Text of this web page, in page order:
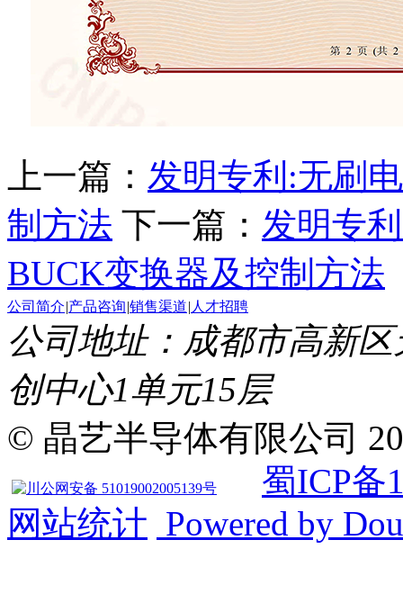
上一篇： 发明专利:无刷
制方法 下一篇： 发明专
BUCK变换器及控制方法
公司简介|产品咨询|销售渠道| 人才招聘
公司地址：成都市高新
创中心1单元15层
© 晶艺半导体有限公司
川公网安备 51019002005139号
蜀ICP备
网站统计 Powered by